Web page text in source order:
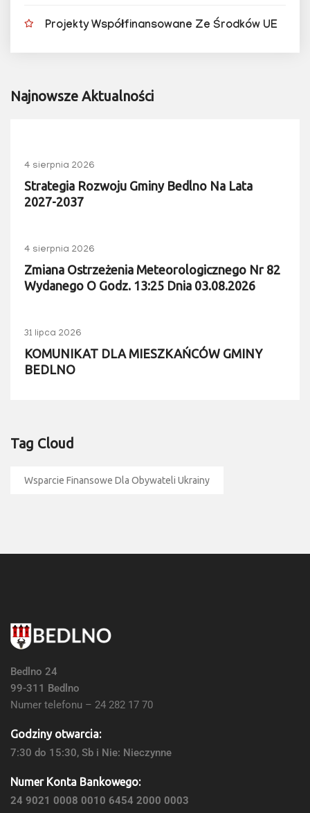
Projekty Współfinansowane Ze Środków UE
Najnowsze Aktualności
4 sierpnia 2026
Strategia Rozwoju Gminy Bedlno Na Lata
2027-2037
4 sierpnia 2026
Zmiana Ostrzeżenia Meteorologicznego Nr 82
Wydanego O Godz. 13:25 Dnia 03.08.2026
31 lipca 2026
KOMUNIKAT DLA MIESZKAŃCÓW GMINY
BEDLNO
Tag Cloud
Wsparcie Finansowe Dla Obywateli Ukrainy
Bedlno 24
99-311 Bedlno
Numer telefonu – 24 282 17 70
Godziny otwarcia:
7:30 do 15:30, Sb i Nie: Nieczynne
Numer Konta Bankowego:
24 9021 0008 0010 6454 2000 0003